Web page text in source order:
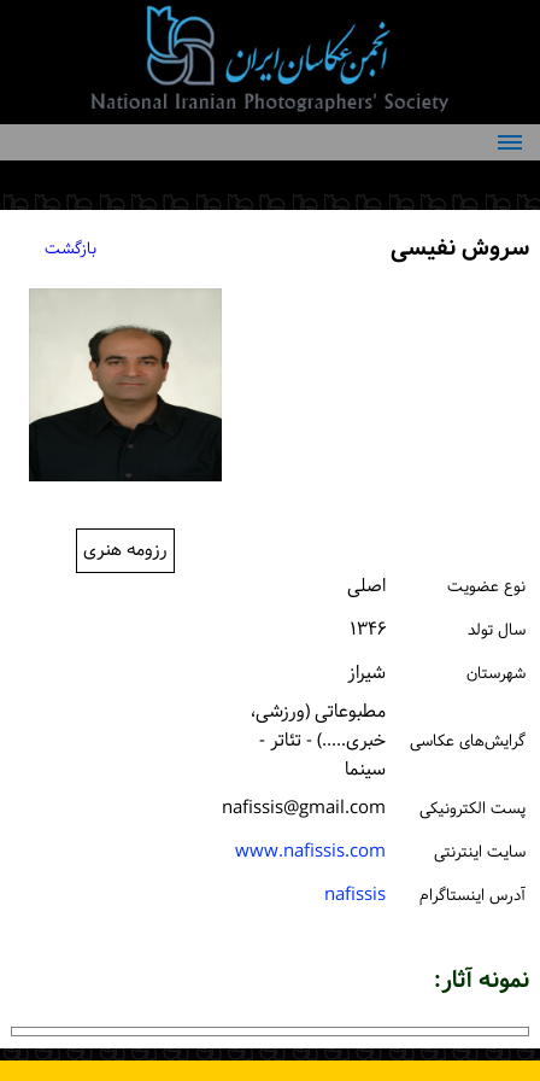
درباره انجمن
کمیته‌های انجمن
ورود / ثبت‌نام
خرید کتاب
سروش نفیسی بازگشت
رزومه هنری
نوع عضویت اصلی
سال تولد ۱۳۴۶
شهرستان شیراز
گرایش‌های عکاسی
مطبوعاتی (ورزشی،
خبری.....) - تئاتر -
سینما
پست الكترونیكی nafissis@gmail.com
سایت اینترنتی www.nafissis.com
آدرس اینستاگرام nafissis
نمونه آثار: